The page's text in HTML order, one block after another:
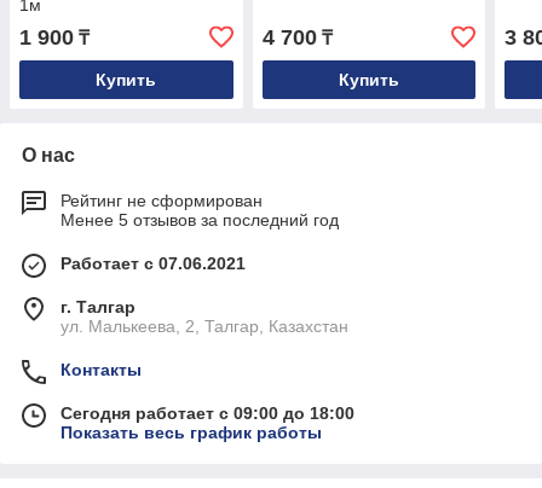
1м
1 900 ₸
Купить
4 700₸
Купить
3
О нас
Рейтинг не сформирован
Менее 5 отзывов за последний год
Работает с 07.06.2021
г. Талгар
ул. Малькеева, 2, Талгар, Казахстан
Контакты
Сегодня работает с 09:00 до 18:00
Показать весь график работы